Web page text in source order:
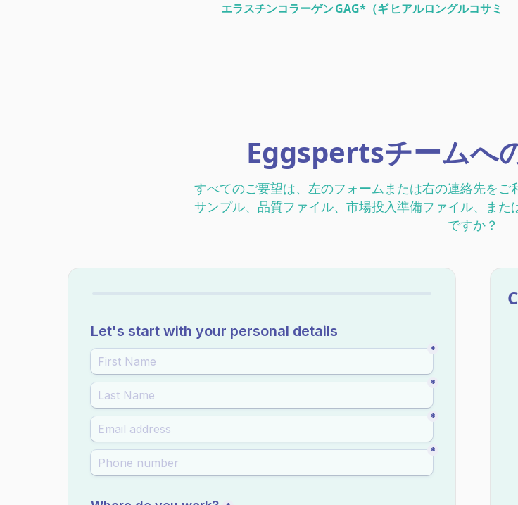
エラスチンコラーゲンGAG*（ギ ヒアルロングルコサミ
Eggspertsチームへ
すべてのご要望は、左のフォームまたは右の連絡先をご
サンプル、品質ファイル、市場投入準備ファイル、ま
ですか？